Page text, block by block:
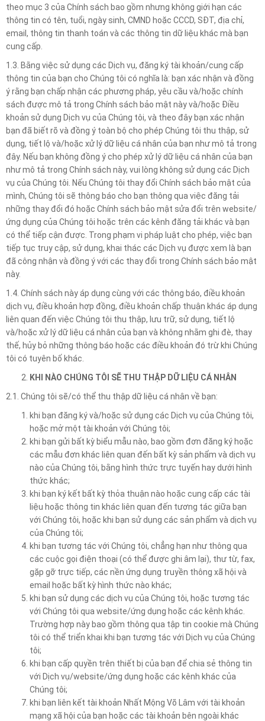
theo mục 3 của Chính sách bao gồm nhưng không giới hạn các
thông tin có tên, tuổi, ngày sinh, CMND hoặc CCCD, SĐT, địa chỉ,
email, thông tin thanh toán và các thông tin dữ liệu khác mà bạn
cung cấp.
1.3. Bằng việc sử dụng các Dịch vụ, đăng ký tài khoản/cung cấp
thông tin của bạn cho Chúng tôi có nghĩa là: bạn xác nhận và đồng
ý rằng bạn chấp nhận các phương pháp, yêu cầu và/hoặc chính
sách được mô tả trong Chính sách bảo mật này và/hoặc Điều
khoản sử dụng Dịch vụ của Chúng tôi, và theo đây bạn xác nhận
bạn đã biết rõ và đồng ý toàn bộ cho phép Chúng tôi thu thập, sử
dụng, tiết lộ và/hoặc xử lý dữ liệu cá nhân của bạn như mô tả trong
đây. Nếu bạn không đồng ý cho phép xử lý dữ liệu cá nhân của bạn
như mô tả trong Chính sách này, vui lòng không sử dụng các Dịch
vụ của Chúng tôi. Nếu Chúng tôi thay đổi Chính sách bảo mật của
mình, Chúng tôi sẽ thông báo cho bạn thông qua việc đăng tải
những thay đổi đó hoặc Chính sách bảo mật sửa đổi trên website/
ứng dụng của Chúng tôi hoặc trên các kênh đăng tải khác và bạn
có thể tiếp cận được. Trong phạm vi pháp luật cho phép, việc bạn
tiếp tục truy cập, sử dụng, khai thác các Dịch vụ được xem là bạn
đã công nhận và đồng ý với các thay đổi trong Chính sách bảo mật
này.
1.4. Chính sách này áp dụng cùng với các thông báo, điều khoản
dịch vụ, điều khoản hợp đồng, điều khoản chấp thuận khác áp dụng
liên quan đến việc Chúng tôi thu thập, lưu trữ, sử dụng, tiết lộ
và/hoặc xử lý dữ liệu cá nhân của bạn và không nhằm ghi đè, thay
thế, hủy bỏ những thông báo hoặc các điều khoản đó trừ khi Chúng
tôi có tuyên bố khác.
KHI NÀO CHÚNG TÔI SẼ THU THẬP DỮ LIỆU CÁ NHÂN
2.1. Chúng tôi sẽ/có thể thu thập dữ liệu cá nhân về bạn:
khi bạn đăng ký và/hoặc sử dụng các Dịch vụ của Chúng tôi,
hoặc mở một tài khoản với Chúng tôi;
khi bạn gửi bất kỳ biểu mẫu nào, bao gồm đơn đăng ký hoặc
các mẫu đơn khác liên quan đến bất kỳ sản phẩm và dịch vụ
nào của Chúng tôi, bằng hình thức trực tuyến hay dưới hình
thức khác;
khi bạn ký kết bất kỳ thỏa thuận nào hoặc cung cấp các tài
liệu hoặc thông tin khác liên quan đến tương tác giữa bạn
với Chúng tôi, hoặc khi bạn sử dụng các sản phẩm và dịch vụ
của Chúng tôi;
khi bạn tương tác với Chúng tôi, chẳng hạn như thông qua
các cuộc gọi điện thoại (có thể được ghi âm lại), thư từ, fax,
gặp gỡ trực tiếp, các nền ứng dụng truyền thông xã hội và
email hoặc bất kỳ hình thức nào khác;
khi bạn sử dụng các dịch vụ của Chúng tôi, hoặc tương tác
với Chúng tôi qua website/ứng dụng hoặc các kênh khác.
Trường hợp này bao gồm thông qua tập tin cookie mà Chúng
tôi có thể triển khai khi bạn tương tác với Dịch vụ của Chúng
tôi;
khi bạn cấp quyền trên thiết bị của bạn để chia sẻ thông tin
với Dịch vụ/website/ứng dụng hoặc các kênh khác của
Chúng tôi;
khi bạn liên kết tài khoản Nhất Mộng Võ Lâm với tài khoản
mạng xã hội của bạn hoặc các tài khoản bên ngoài khác